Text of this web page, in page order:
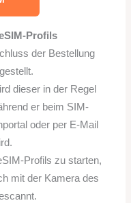
Profils
der Bestellung
dieser in der Regel
er beim SIM-
oder per E-Mail
Profils zu starten,
mit der Kamera des